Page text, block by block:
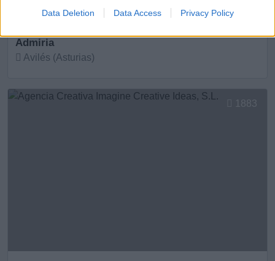
Data Deletion Data Access Privacy Policy
Admiria
Avilés (Asturias)
1883